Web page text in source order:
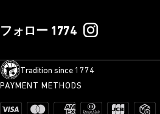
フォロー 1774
Tradition since 1774
PAYMENT METHODS